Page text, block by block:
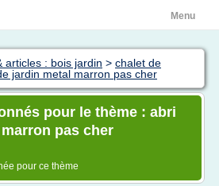
Menu
articles : bois jardin > chalet de
jardin metal marron pas cher
pour le thème : abri
pas cher
pour ce thème